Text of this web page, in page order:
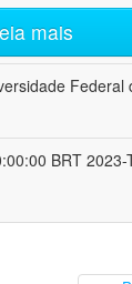
mais
Federal
BRT 2023-